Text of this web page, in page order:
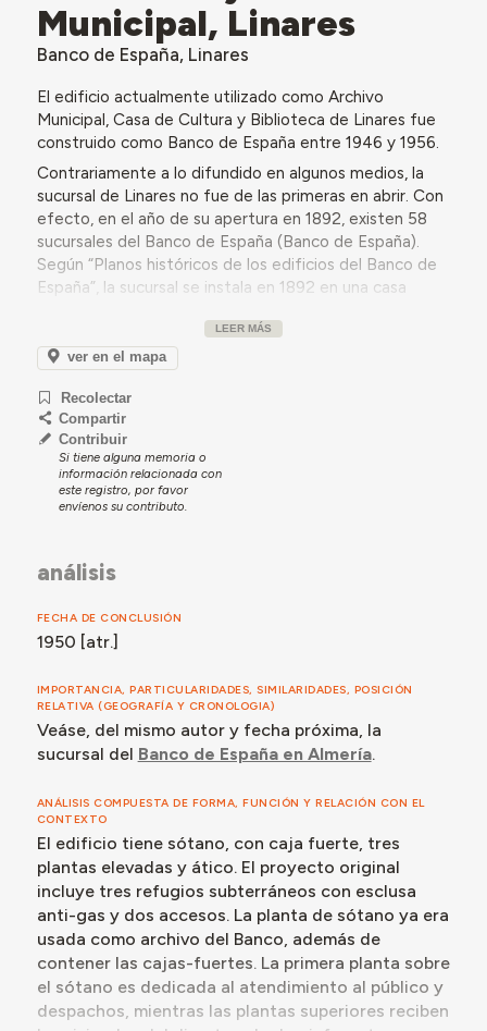
Municipal, Linares
Banco de España, Linares
El edificio actualmente utilizado como Archivo
Municipal, Casa de Cultura y Biblioteca de Linares fue
construido como Banco de España entre 1946 y 1956.
Contrariamente a lo difundido en algunos medios, la
sucursal de Linares no fue de las primeras en abrir. Con
efecto, en el año de su apertura en 1892, existen 58
sucursales del Banco de España (Banco de España).
Según “Planos históricos de los edificios del Banco de
España”, la sucursal se instala en 1892 en una casa
General Echagüe nº6. En 1904, se traslada a un edificio
adquirido en propiedad en 1902 en la C/ Castillos nº2,
de Astiz. En 1946 Romualdo de Madariaga firma el
proyecto del último de los edificios de la sucursal de
Linares, en la entonces C/ José Antonio nº 66 [C/
Corredera de San Marcos]. La sucursal se clausura en
1978. Tras el cierre de la sucursal, el edificio sirve como
escuela, y actualmente recibe los servicios de Cultura
ocupa el sótano y la documentación es guardada en la
antigua caja fuerte.
LEER MÁS
ver en el mapa
Recolectar
Compartir
Contribuir
Si tiene alguna memoria o
información relacionada con
este registro, por favor
envíenos su contributo.
análisis
FECHA DE CONCLUSIÓN
1950 [atr.]
IMPORTANCIA, PARTICULARIDADES, SIMILARIDADES, POSICIÓN
RELATIVA (GEOGRAFÍA Y CRONOLOGIA)
Veáse, del mismo autor y fecha próxima, la
sucursal del Banco de España en Almería.
ANÁLISIS COMPUESTA DE FORMA, FUNCIÓN Y RELACIÓN CON EL
CONTEXTO
El edificio tiene sótano, con caja fuerte, tres
plantas elevadas y ático. El proyecto original
incluye tres refugios subterráneos con esclusa
anti-gas y dos accesos. La planta de sótano ya era
usada como archivo del Banco, además de
contener las cajas-fuertes. La primera planta sobre
el sótano es dedicada al atendimiento al público y
despachos, mientras las plantas superiores reciben